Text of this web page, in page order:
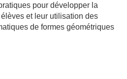
pour développer la
et leur utilisation des
de formes géométriques